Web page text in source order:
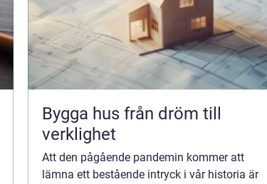
Bygga hus från dröm till
verklighet
Att den pågående pandemin kommer att
lämna ett bestående intryck i vår historia är